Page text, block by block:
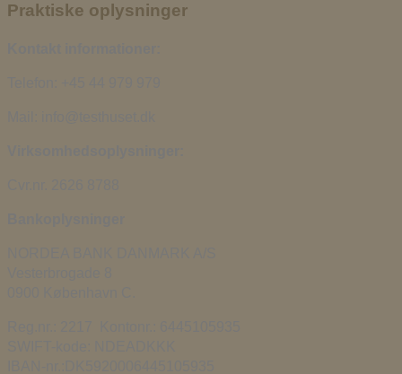
Praktiske oplysninger